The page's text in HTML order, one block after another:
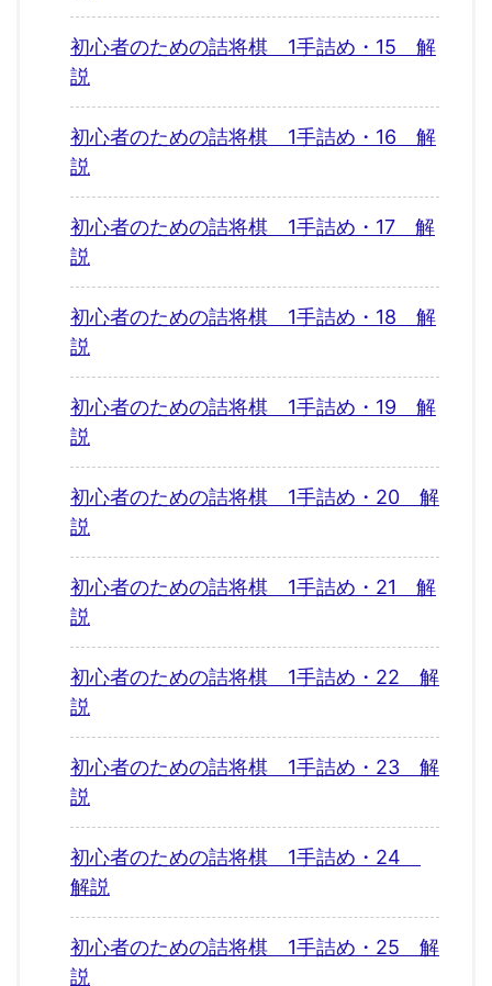
初心者のための詰将棋 1手詰め・15 解
説
初心者のための詰将棋 1手詰め・16 解
説
初心者のための詰将棋 1手詰め・17 解
説
初心者のための詰将棋 1手詰め・18 解
説
初心者のための詰将棋 1手詰め・19 解
説
初心者のための詰将棋 1手詰め・20 解
説
初心者のための詰将棋 1手詰め・21 解
説
初心者のための詰将棋 1手詰め・22 解
説
初心者のための詰将棋 1手詰め・23 解
説
初心者のための詰将棋 1手詰め・24
解説
初心者のための詰将棋 1手詰め・25 解
説